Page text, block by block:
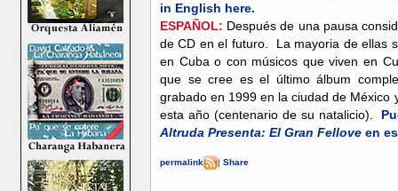
in English here.
ESPAÑOL: Después de una pausa
de CD en el futuro. La mayoria de ellas
en Cuba o con músicos que viven en
que se cree es el último álbum
grabado en 1999 en la ciudad de México
esta año (centenario de su natalicio).
Altruda Presenta: El Gran Fellove en
permalink Share